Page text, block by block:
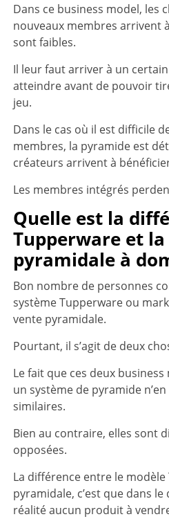
Dans ce business model, les
nouveaux membres arrivent
sont faibles.
Il leur faut arriver à un
atteindre avant de pouvoir
jeu.
Dans le cas où il est difficile
membres, la pyramide est
créateurs arrivent à
Les membres intégrés
Quelle est la
Tupperware et
pyramidale à
Bon nombre de personnes
système Tupperware ou
vente pyramidale.
Pourtant, il s’agit de deux
Le fait que ces deux
un système de pyramide
similaires.
Bien au contraire, elles sont
opposées.
La différence entre le
pyramidale, c’est que dans le
réalité aucun produit à